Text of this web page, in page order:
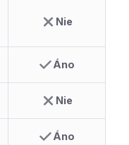
Nie
Áno
Nie
Áno